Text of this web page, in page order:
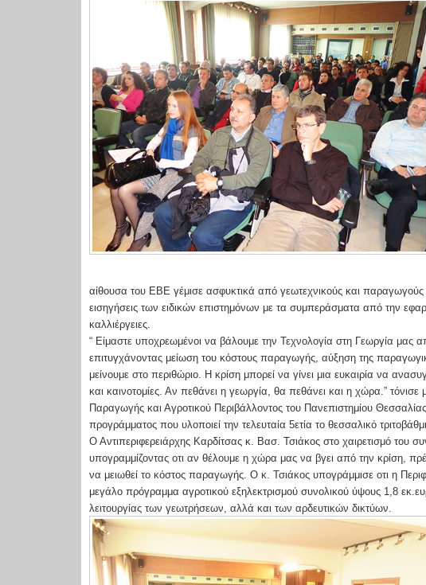
αίθουσα του ΕΒΕ γέμισε ασφυκτικά από γεωτεχνικούς και παραγωγούς
εισηγήσεις των ειδικών επιστημόνων με τα συμπεράσματα από την
καλλιέργειες.
“ Είμαστε υποχρεωμένοι να βάλουμε την Τεχνολογία στη Γεωργία μας
επιτυγχάνοντας μείωση του κόστους παραγωγής, αύξηση της
μείνουμε στο περιθώριο. Η κρίση μπορεί να γίνει μια ευκαιρία να
και καινοτομίες. Αν πεθάνει η γεωργία, θα πεθάνει και η χώρα.”
Παραγωγής και Αγροτικού Περιβάλλοντος του Πανεπιστημίου
προγράμματος που υλοποιεί την τελευταία 5ετία το θεσσαλικό
Ο Αντιπεριφερειάρχης Καρδίτσας κ. Βασ. Τσιάκος στο χαιρετισμό του
υπογραμμίζοντας οτι αν θέλουμε η χώρα μας να βγει από την κρίση,
να μειωθεί το κόστος παραγωγής. Ο κ. Τσιάκος υπογράμμισε οτι η
μεγάλο πρόγραμμα αγροτικού εξηλεκτρισμού συνολικού ύψους 1,8
λειτουργίας των γεωτρήσεων, αλλά και των αρδευτικών δικτύων.